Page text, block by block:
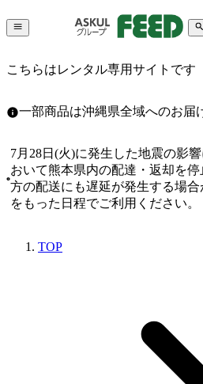
こちらはレンタル専用サイトです
一部商品は沖縄県全域へのお届
7月28日(火)に発生した地震の影
おいて熊本県内の配達・返却を
方の配送にも遅延が発生する場
をもった日程でご利用ください。
TOP